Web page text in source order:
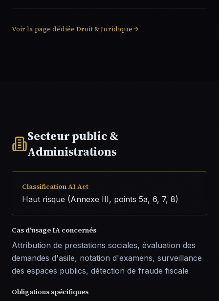
Voir la page dédiée Droit & Juridique
Secteur public &
Administrations
Classification AI Act
Haut risque (Annexe III, points 5a, 6, 7, 8)
Cas d'usage IA concernés
Attribution de prestations sociales, évaluation des
demandes d'asile, notation d'examens, surveillance
des espaces publics, détection de fraude fiscale
Obligations spécifiques